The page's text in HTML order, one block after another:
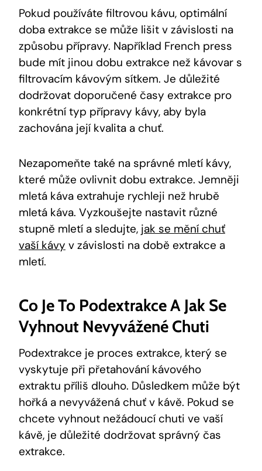
Pokud používáte filtrovou kávu, optimální
doba extrakce se může lišit v závislosti na
způsobu přípravy. Například French press
bude mít jinou dobu extrakce než kávovar s
filtrovacím kávovým sítkem. Je důležité
dodržovat doporučené časy extrakce pro
konkrétní typ přípravy kávy, aby byla
zachována její kvalita a chuť.
Nezapomeňte také na správné mletí kávy,
které může ovlivnit dobu extrakce. Jemněji
mletá káva extrahuje rychleji než hrubě
mletá káva. Vyzkoušejte nastavit různé
stupně mletí a sledujte, jak se mění chuť
vaší kávy v závislosti na době extrakce a
mletí.
Co Je To Podextrakce A Jak Se
Vyhnout Nevyvážené Chuti
Podextrakce je proces extrakce, který se
vyskytuje při přetahování kávového
extraktu příliš dlouho. Důsledkem může být
hořká a nevyvážená chuť v kávě. Pokud se
chcete vyhnout nežádoucí chuti ve vaší
kávě, je důležité dodržovat správný čas
extrakce.